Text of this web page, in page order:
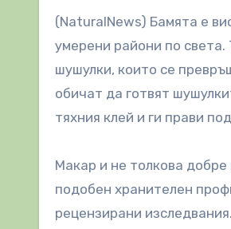
(NaturalNews) Бамята е високо, цъфтящо растение, което се отглежда в тропическите, субтропични и
умерени райони по
шушулки, които се
обичат да готвят
тяхния клей и ги прави
Макар и не толкова добре
подобен хранителен
рецензирани изследвания.